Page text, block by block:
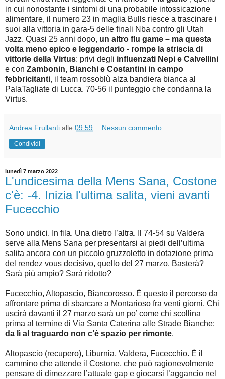
in cui nonostante i sintomi di una probabile intossicazione
alimentare, il numero 23 in maglia Bulls riesce a trascinare i
suoi alla vittoria in gara-5 delle finali Nba contro gli Utah
Jazz. Quasi 25 anni dopo, un altro flu game – ma questa
volta meno epico e leggendario - rompe la striscia di
vittorie della Virtus: privi degli influenzati Nepi e Calvellini
e con Zambonin, Bianchi e Costantini in campo
febbricitanti, il team rossoblù alza bandiera bianca al
PalaTagliate di Lucca. 70-56 il punteggio che condanna la
Virtus.
Andrea Frullanti alle 09:59 Nessun commento:
Condividi
lunedì 7 marzo 2022
L'undicesima della Mens Sana, Costone
c'è: -4. Inizia l'ultima salita, vieni avanti
Fucecchio
Sono undici. In fila. Una dietro l’altra. Il 74-54 su Valdera
serve alla Mens Sana per presentarsi ai piedi dell’ultima
salita ancora con un piccolo gruzzoletto in dotazione prima
del rendez vous decisivo, quello del 27 marzo. Basterà?
Sarà più ampio? Sarà ridotto?
Fucecchio, Altopascio, Biancorosso. È questo il percorso da
affrontare prima di sbarcare a Montarioso fra venti giorni. Chi
uscirà davanti il 27 marzo sarà un po’ come chi scollina
prima al termine di Via Santa Caterina alle Strade Bianche:
da lì al traguardo non c’è spazio per rimonte.
Altopascio (recupero), Liburnia, Valdera, Fucecchio. È il
cammino che attende il Costone, che può ragionevolmente
pensare di dimezzare l’attuale gap e giocarsi l’aggancio nel